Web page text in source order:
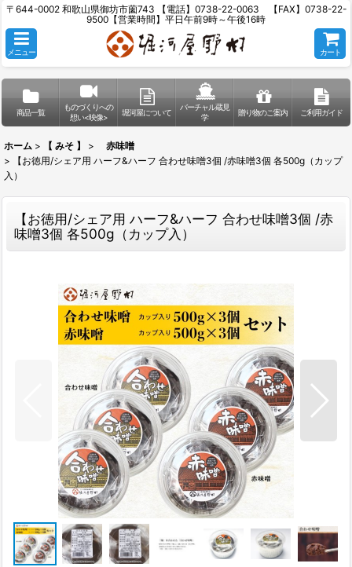
〒644-0002 和歌山県御坊市薗743 【電話】0738-22-0063 【FAX】0738-22-
9500【営業時間】平日午前9時～午後16時
メニュー カート
商品一覧
ものづくりへの
想い<映像>
堀河屋について
バーチャル蔵見
学
贈り物のご案内 ご利用ガイド
ホーム > 【 みそ 】 >
赤味噌
>
【お徳用/シェア用 ハーフ&ハーフ 合わせ味噌3個 /赤味噌3個 各500g（カップ
入）
【お徳用/シェア用 ハーフ&ハーフ 合わせ味噌3個 /赤
味噌3個 各500g（カップ入）